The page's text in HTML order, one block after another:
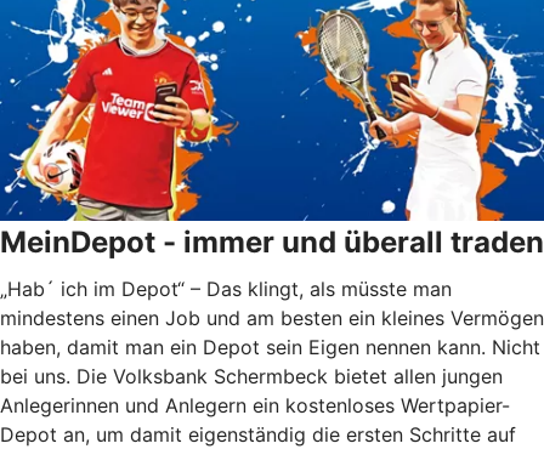
MeinDepot - immer und überall traden
„Hab´ ich im Depot“ – Das klingt, als müsste man
mindestens einen Job und am besten ein kleines Vermögen
haben, damit man ein Depot sein Eigen nennen kann. Nicht
bei uns. Die Volksbank Schermbeck bietet allen jungen
Anlegerinnen und Anlegern ein kostenloses Wertpapier-
Depot an, um damit eigenständig die ersten Schritte auf